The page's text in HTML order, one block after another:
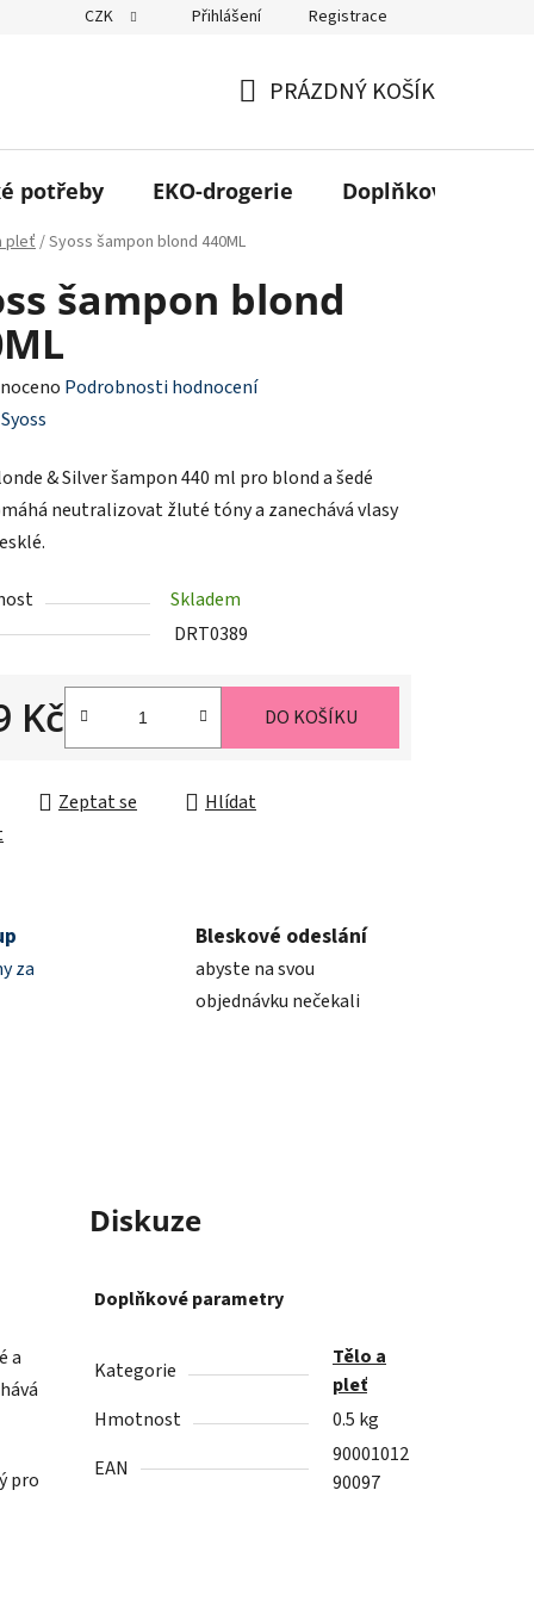
odběr ZDARMA Kontakt Obchodní podmínky
CZK Přihlášení Registrace
KOŠÍK
PRÁZDNÝ KOŠÍK
potřeby EKO-drogerie Doplňkový
pleť/Syoss šampon blond 440ML
šampon blond
Podrobnosti hodnocení
Syoss
& Silver šampon 440 ml pro blond a šedé
neutralizovat žluté tóny a zanechává vlasy
Skladem
DRT0389
Kč DO KOŠÍKU
Zeptat se
Hlídat
za
Bleskové odeslání
abyste na svou
objednávku nečekali
Diskuze
a
pro
Doplňkové parametry
Kategorie
Tělo a
pleť
Hmotnost
0.5 kg
EAN
90001012
90097